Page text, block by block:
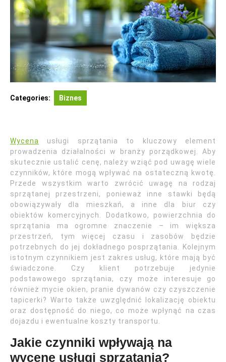
Categories: Biznes
Wycena
usługi sprzątania to kluczowy element
prowadzenia działalności w branży porządkowej. Aby
skutecznie ustalić cenę, należy wziąć pod uwagę wiele
czynników, które mogą wpływać na ostateczną kwotę.
Przede wszystkim warto zwrócić uwagę na rodzaj
sprzątanej przestrzeni, ponieważ inne stawki będą
obowiązywały dla mieszkań, a inne dla biur czy
obiektów komercyjnych. Dodatkowo, powierzchnia do
sprzątania ma ogromne znaczenie – im większa
przestrzeń, tym więcej czasu i zasobów będzie
potrzebnych do jej dokładnego posprzątania. Kolejnym
istotnym czynnikiem jest zakres usług, które mają być
świadczone. Czy klient potrzebuje jedynie
podstawowego sprzątania, czy może interesuje go
również mycie okien, pranie dywanów czy czyszczenie
tapicerki? Warto także uwzględnić lokalizację obiektu
oraz dostępność do niego, co może wpłynąć na czas
dojazdu i ewentualne koszty transportu.
Jakie czynniki wpływają na
wycenę usługi sprzątania?